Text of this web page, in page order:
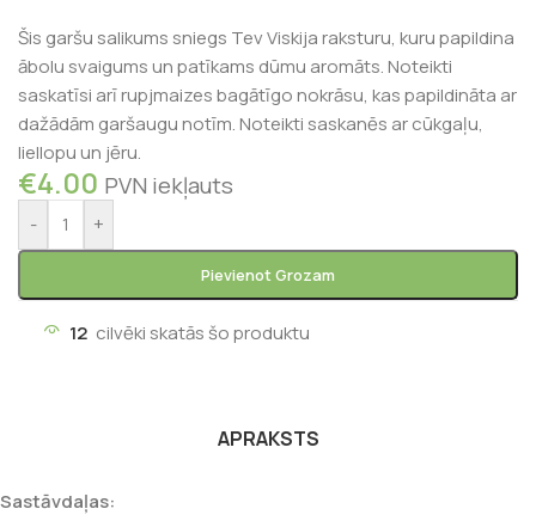
Šis garšu salikums sniegs Tev Viskija raksturu, kuru papildina
ābolu svaigums un patīkams dūmu aromāts.Noteikti
saskatīsi arī rupjmaizes bagātīgo nokrāsu, kas papildināta ar
dažādām garšaugu notīm.Noteikti saskanēs ar cūkgaļu,
liellopu un jēru.
€4.00 PVN iekļauts
- +
Pievienot Grozam
12 cilvēki skatās šo produktu
APRAKSTS
Sastāvdaļas: